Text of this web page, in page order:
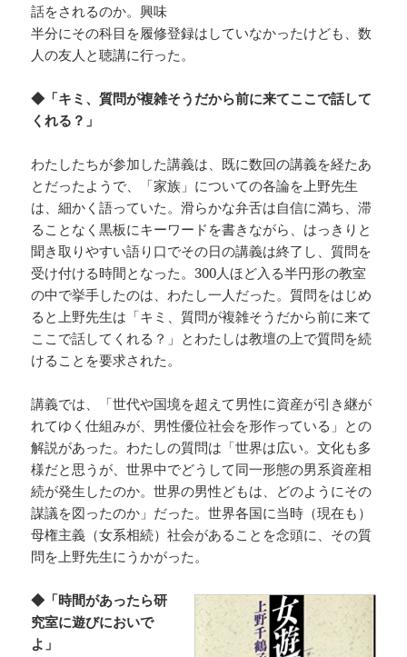
話をされるのか。興味
半分にその科目を履修登録はしていなかったけども、数
人の友人と聴講に行った。
◆「キミ、質問が複雑そうだから前に来てここで話して
くれる？」
わたしたちが参加した講義は、既に数回の講義を経たあ
とだったようで、「家族」についての各論を上野先生
は、細かく語っていた。滑らかな弁舌は自信に満ち、滞
ることなく黒板にキーワードを書きながら、はっきりと
聞き取りやすい語り口でその日の講義は終了し、質問を
受け付ける時間となった。300人ほど入る半円形の教室
の中で挙手したのは、わたし一人だった。質問をはじめ
ると上野先生は「キミ、質問が複雑そうだから前に来て
ここで話してくれる？」とわたしは教壇の上で質問を続
けることを要求された。
講義では、「世代や国境を超えて男性に資産が引き継が
れてゆく仕組みが、男性優位社会を形作っている」との
解説があった。わたしの質問は「世界は広い。文化も多
様だと思うが、世界中でどうして同一形態の男系資産相
続が発生したのか。世界の男性どもは、どのようにその
謀議を図ったのか」だった。世界各国に当時（現在も）
母権主義（女系相続）社会があることを念頭に、その質
問を上野先生にうかがった。
◆「時間があったら研
究室に遊びにおいで
よ」